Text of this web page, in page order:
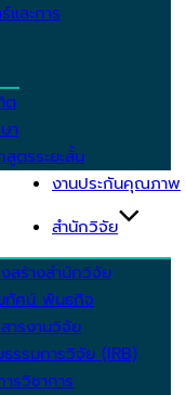
ละการ
ต
า
ตรระยะสั้น
งานประกันคุณภาพ
สำนักวิจัย
สร้างสำนักวิจัย
ทัศน์ พันธกิจ
ารงานวิจัย
รรมการวิจัย (IRB)
รวิชาการ